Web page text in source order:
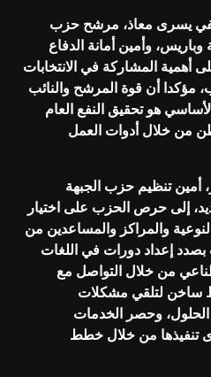
يسرى معاذ، مرشح حزب
وباريس، وأمين أمانة الدفاع
أهمية المشاركة في الانتخابات
مؤكدا أن قوة المرشح والنائب
هو تحقيق النفع العام
من خلال أدوات العمل
أمين تنظيم حزب الجبهة
إلى حرص الحزب على اختيار
والمراكز والمساعدين من
إعداد دورات في اللغات
من خلال التواصل مع
لتلقي مشكلات
وحصر الخدمات
تنفيذها من خلال خطط